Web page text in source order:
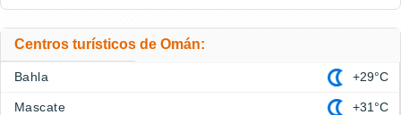
Centros turísticos de Omán:
Bahla +29°C
Mascate +31°C